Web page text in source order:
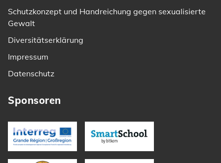
Schutzkonzept und Handreichung gegen sexualisierte
Gewalt
Diversitätserklärung
Impressum
Datenschutz
Sponsoren